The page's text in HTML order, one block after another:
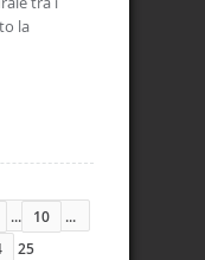
la
... 10
...
25